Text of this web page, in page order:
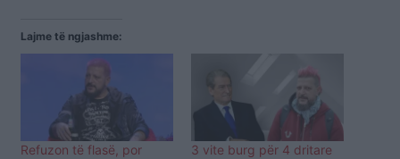
Lajme të ngjashme:
Refuzon të flasë, por
3 vite burg për 4 dritare